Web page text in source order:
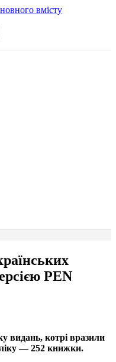
вмісту
PEN
видань, котрі вразили
— 252 книжки.